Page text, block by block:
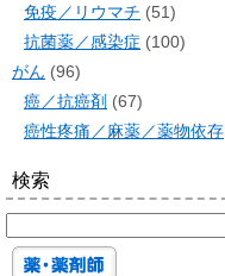
免疫／リウマチ (51)
抗菌薬／感染症 (100)
がん (96)
癌／抗癌剤 (67)
癌性疼痛／麻薬／薬物依存
検索